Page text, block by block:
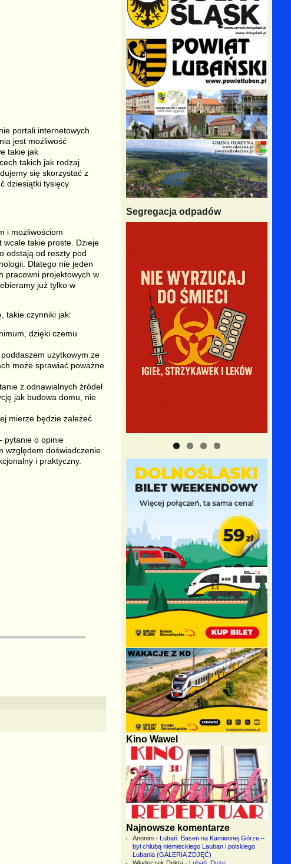
portali internetowych
jest możliwość
takie jak
takich jak rodzaj
się skorzystać z
dziesiątki tysięcy
i możliwościom
takie proste. Dzieje
odstają od reszty pod
Dlatego nie jeden
pracowni projektowych w
już tylko w
takie czynniki jak:
dzięki czemu
użytkowym ze
może sprawiać poważne
z odnawialnych źródeł
jak budowa domu, nie
mierze będzie zależeć
pytanie o opinie
względem doświadczenie.
i praktyczny.
Segregacja odpadów
Kino Wawel
Najnowsze komentarze
Anonim-
Lubań. Basen na Kamiennej Górze –
był chlubą niemieckiego Lauban i polskiego
Lubania (GALERIA ZDJĘĆ)